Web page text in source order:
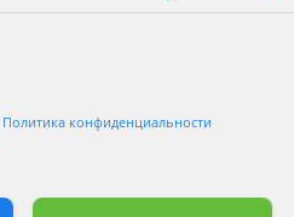
Политика конфиденциальности